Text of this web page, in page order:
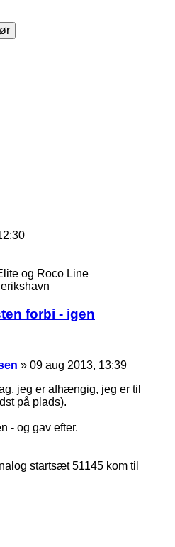
og Roco Line
forbi - igen
» 09 aug 2013, 13:39
jeg er afhængig, jeg er til
på plads).
- og gav efter.
startsæt 51145 kom til